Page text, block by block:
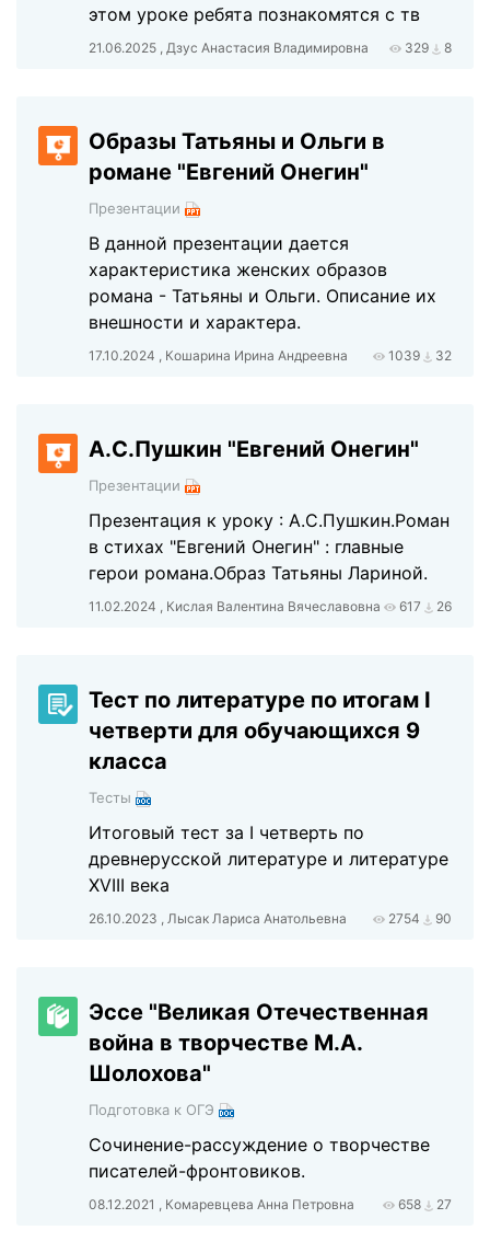
этом уроке ребята познакомятся с тв
21.06.2025 , Дзус Анастасия Владимировна 329 8
Образы Татьяны и Ольги в
романе "Евгений Онегин"
Презентации
В данной презентации дается
характеристика женских образов
романа - Татьяны и Ольги. Описание их
внешности и характера.
17.10.2024 , Кошарина Ирина Андреевна 1039 32
А.С.Пушкин "Евгений Онегин"
Презентации
Презентация к уроку : А.С.Пушкин.Роман
в стихах "Евгений Онегин" : главные
герои романа.Образ Татьяны Лариной.
11.02.2024 , Кислая Валентина Вячеславовна 617 26
Тест по литературе по итогам I
четверти для обучающихся 9
класса
Тесты
Итоговый тест за I четверть по
древнерусской литературе и литературе
XVIII века
26.10.2023 , Лысак Лариса Анатольевна 2754 90
Эссе "Великая Отечественная
война в творчестве М.А.
Шолохова"
Подготовка к ОГЭ
Сочинение-рассуждение о творчестве
писателей-фронтовиков.
08.12.2021 , Комаревцева Анна Петровна 658 27